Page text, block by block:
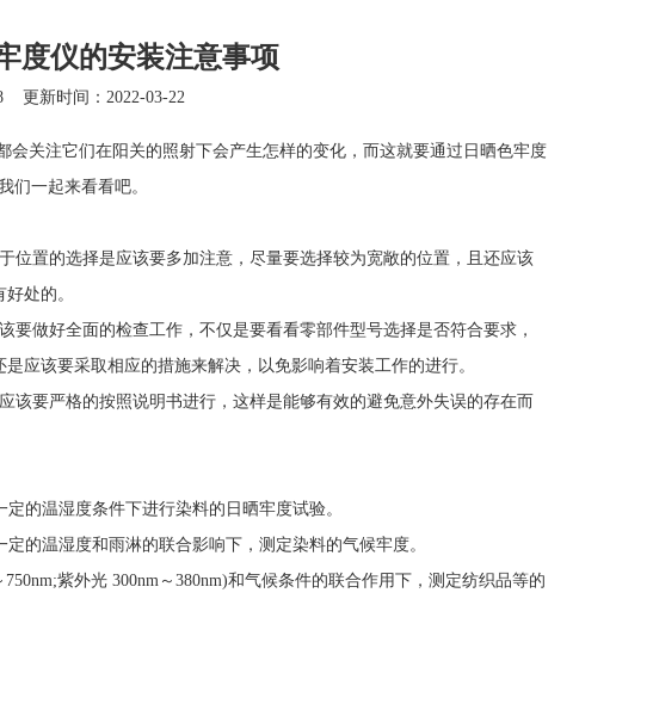
度仪的安装注意事项
更新时间：2022-03-22
注它们在阳关的照射下会产生怎样的变化，而这就要通过日晒色牢度
们一起来看看吧。
置的选择是应该要多加注意，尽量要选择较为宽敞的位置，且还应该
处的。
做好全面的检查工作，不仅是要看看零部件型号选择是否符合要求，
应该要采取相应的措施来解决，以免影响着安装工作的进行。
要严格的按照说明书进行，这样是能够有效的避免意外失误的存在而
的温湿度条件下进行染料的日晒牢度试验。
的温湿度和雨淋的联合影响下，测定染料的气候牢度。
紫外光 300nm～380nm)和气候条件的联合作用下，测定纺织品等的